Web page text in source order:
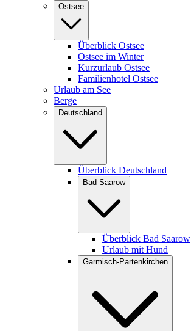
Ostsee
Überblick Ostsee
Ostsee im Winter
Kurzurlaub Ostsee
Familienhotel Ostsee
Urlaub am See
Berge
Deutschland
Überblick Deutschland
Bad Saarow
Überblick Bad Saarow
Urlaub mit Hund
Garmisch-Partenkirchen